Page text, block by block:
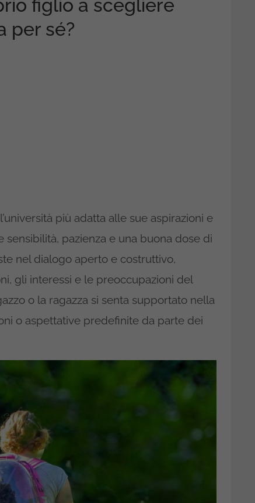
figlio a scegliere
per sé?
più adatta alle sue aspirazioni e
pazienza e una buona dose di
nel dialogo aperto e costruttivo,
gli interessi e le preoccupazioni del
o la ragazza si senta supportato nella
o aspettative predefinite da parte dei